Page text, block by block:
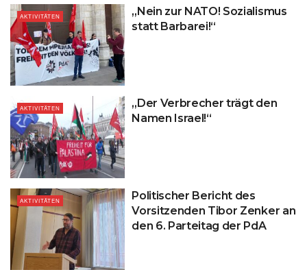
AKTIVITÄTEN
„Nein zur NATO! Sozialismus
statt Barbarei!“
AKTIVITÄTEN
„Der Verbrecher trägt den
Namen Israel!“
AKTIVITÄTEN
Politischer Bericht des
Vorsitzenden Tibor Zenker an
den 6. Parteitag der PdA